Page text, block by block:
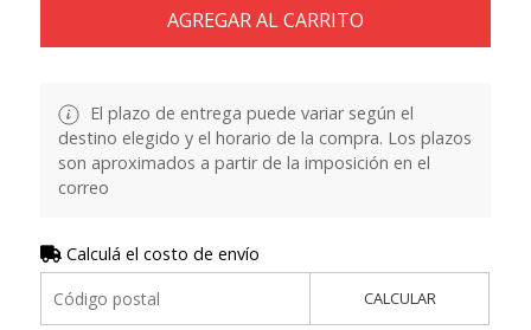
AGREGAR AL CARRITO
El plazo de entrega puede variar según el
destino elegido y el horario de la compra. Los plazos
son aproximados a partir de la imposición en el
correo
Calculá el costo de envío
CALCULAR